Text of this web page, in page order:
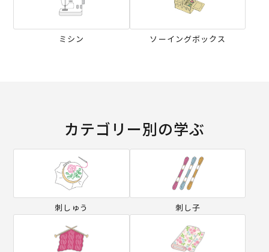
ミシン ソーイングボックス
カテゴリー別の学ぶ
刺しゅう 刺し子